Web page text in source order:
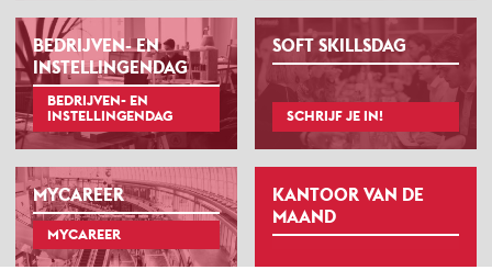
BEDRIJVEN- EN
INSTELLINGENDAG
BEDRIJVEN- EN
INSTELLINGENDAG
SOFT SKILLSDAG
SCHRIJF JE IN!
MYCAREER
MYCAREER
KANTOOR VAN DE
MAAND